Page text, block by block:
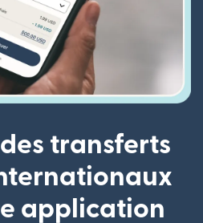
transferts
application